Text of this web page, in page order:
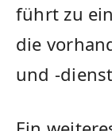
führt zu
die
und -